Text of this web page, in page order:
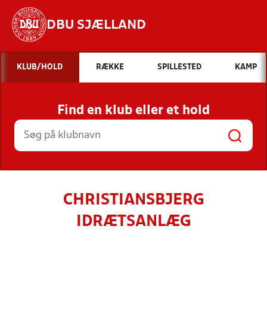
DBU SJÆLLAND
Hvad vil du søge efter?
INDHOLD OG NYHEDER
STILLINGER, RESULTATER, KLUBBER OG
HOLD
KLUB/HOLD RÆKKE SPILLESTED KAMP
Find en klub eller et hold
CHRISTIANSBJERG
IDRÆTSANLÆG